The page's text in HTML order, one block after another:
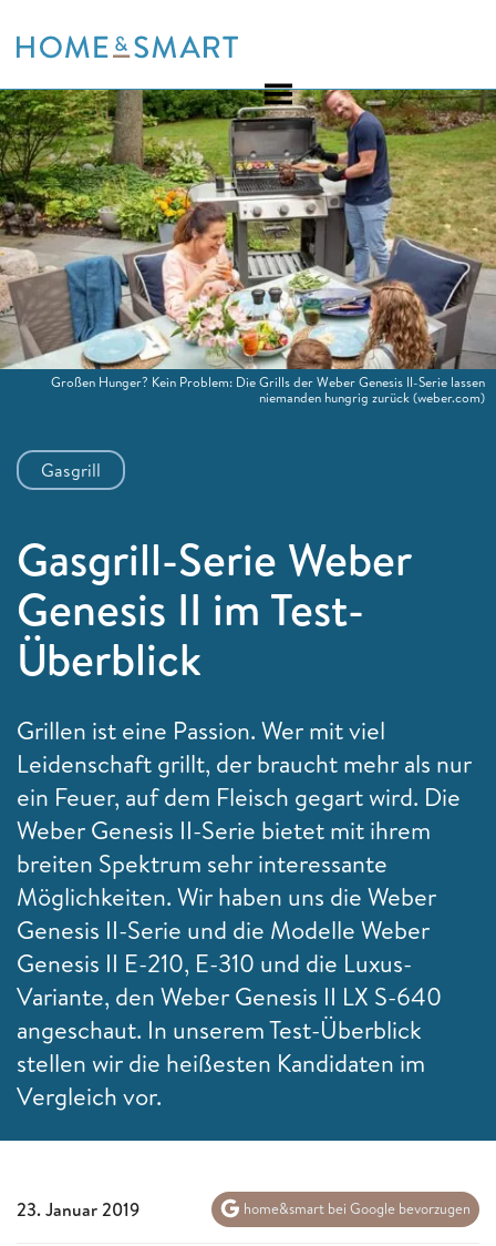
to
Gasgrill
Gasgrill-Serie Weber
Genesis II im Test-
Überblick
Grillen ist eine Passion. Wer mit viel
Leidenschaft grillt, der braucht mehr als nur
ein Feuer, auf dem Fleisch gegart wird. Die
Weber Genesis II-Serie bietet mit ihrem
breiten Spektrum sehr interessante
Möglichkeiten. Wir haben uns die Weber
Genesis II-Serie und die Modelle Weber
Genesis II E-210, E-310 und die Luxus-
Variante, den Weber Genesis II LX S-640
angeschaut. In unserem Test-Überblick
stellen wir die heißesten Kandidaten im
Vergleich vor.
Großen Hunger? Kein Problem: Die Grills der Weber Genesis II-Serie lassen
niemanden hungrig zurück(weber.com)
23. Januar 2019 home&smart bei Google bevorzugen